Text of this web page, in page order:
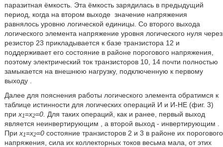
паразитная ёмкость. Эта ёмкость зарядилась в предыдущий
период, когда на втором выходе значение напряжения
равнялось уровню логической единицы. Со второго выхода
логического элемента напряжение уровня логического нуля через
резистор 23 прикладывается к базе транзистора 12 и
поддерживает его состояние в районе порогового напряжения,
поэтому электрический ток транзисторов 10, 14 почти полностью
замыкается на внешнюю нагрузку, подключенную к первому
выходу
Далее для пояснения работы логического элемента обратимся к
таблице истинности для логических операций И и И-НЕ (фиг. 3)
при x1=x2=0. Для таких операций, как и ранее, первый выход
является неинвертирующим
, а второй выход - инвертирующим
При x1=x2=0 состояние транзисторов 2 и 3 в районе их порогового
напряжения, сила их коллекторных токов весьма мала, от этих